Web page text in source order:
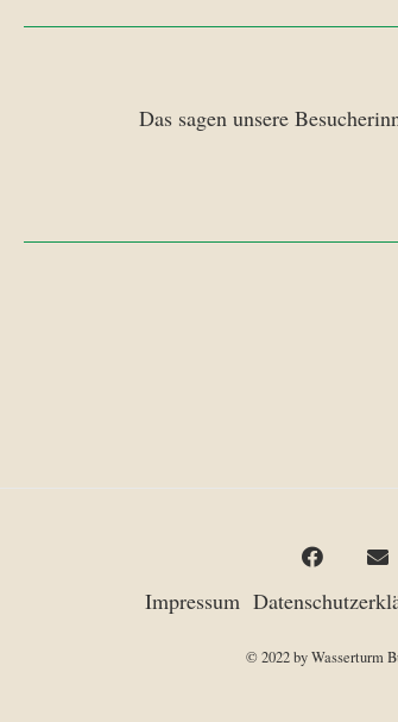
Das sagen unsere
Impressum
© 2022 by Wasserturm